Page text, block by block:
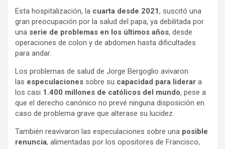
Esta hospitalización, la cuarta desde 2021, suscitó una
gran preocupación por la salud del papa, ya debilitada por
una serie de problemas en los últimos años, desde
operaciones de colon y de abdomen hasta dificultades
para andar.
Los problemas de salud de Jorge Bergoglio avivaron
las especulaciones sobre su capacidad para liderar a
los casi 1.400 millones de católicos del mundo, pese a
que el derecho canónico no prevé ninguna disposición en
caso de problema grave que alterase su lucidez.
También reavivaron las especulaciones sobre una posible
renuncia, alimentadas por los opositores de Francisco,